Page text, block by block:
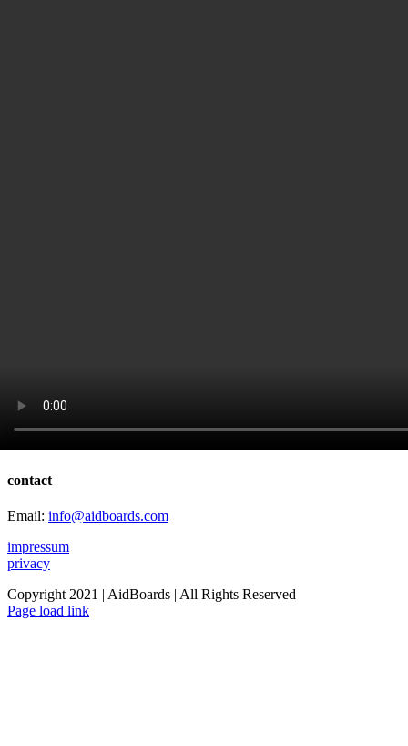
contact
Email: info@aidboards.com
impressum
privacy
Copyright 2021 | AidBoards | All Rights Reserved
Instagram
Page load link